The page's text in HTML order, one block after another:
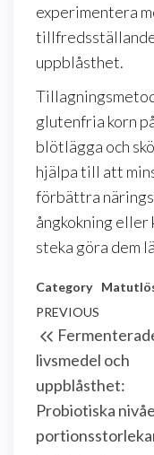
experimentera
uppblåsthet.
glutenfria korn
blötlägga och
hjälpa till att
förbättra
ångkokning
steka göra dem
Category
Post
Previous
Post
PREVIOUS
livsmedel och
uppblåsthet:
Probiotiska